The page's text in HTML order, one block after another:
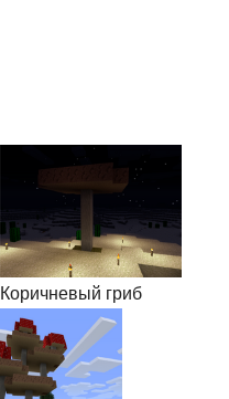
Коричневый гриб